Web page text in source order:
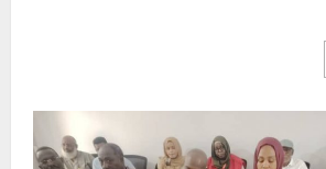
يعلن تخفيض الرسوم الدراسية لهذا العام